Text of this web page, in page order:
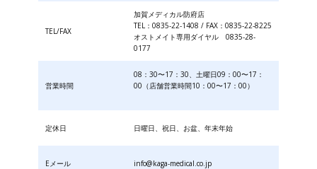
TEL/FAX
加賀メディカル防府店
TEL：0835-22-1408 / FAX：0835-22-8225
オストメイト専用ダイヤル 0835-28-
0177
営業時間
08：30〜17：30、土曜日09：00〜17：
00（店舗営業時間10：00〜17：00）
定休日 日曜日、祝日、お盆、年末年始
Eメール info@kaga-medical.co.jp